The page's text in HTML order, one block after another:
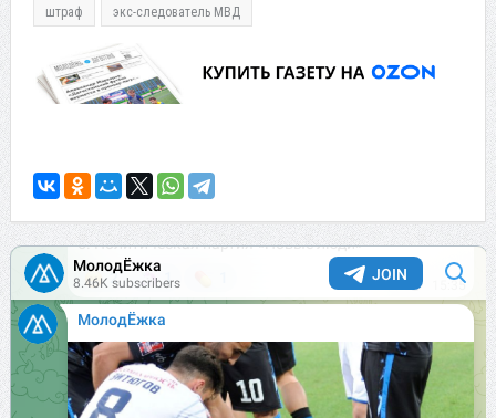
штраф экс-следователь МВД